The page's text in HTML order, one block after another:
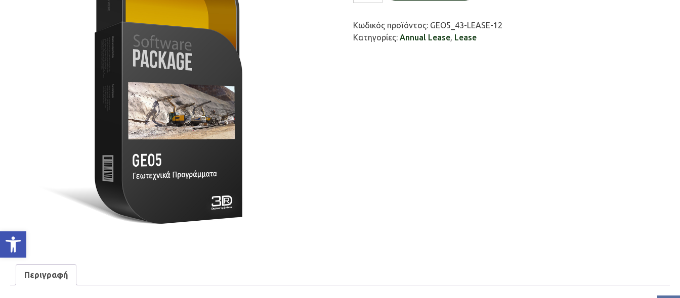
Ανοίξτε τη γραμμή εργαλείων
Sheeting
design
Κωδικός προϊόντος: GEO5_43-LEASE-12
Κατηγορίες:Annual Lease, Lease
Περιγραφή